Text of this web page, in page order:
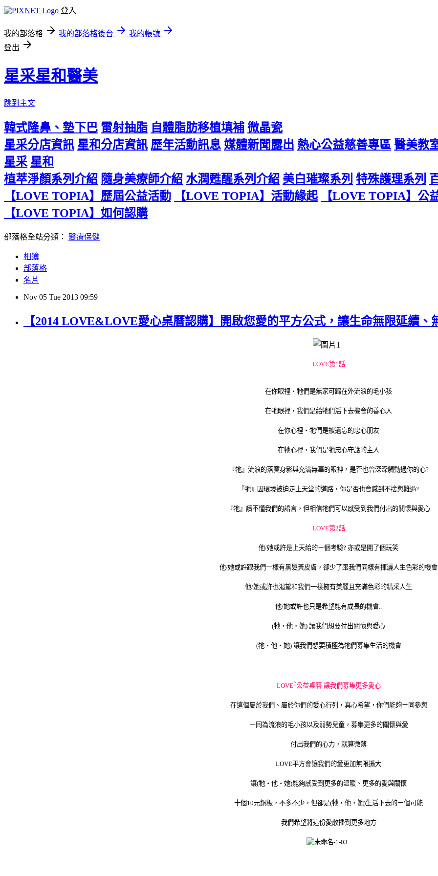
登入
我的部落格 我的部落格後台
我的帳號
登出
星采星和醫美
跳到主文
韓式隆鼻、墊下巴 雷射抽脂 自體脂肪移植填補 微晶瓷
星采分店資訊 星和分店資訊 歷年活動訊息 媒體新聞露出 熱心公益慈善專區 醫美教
星采 星和
植萃淨顏系列介紹 隨身美療師介紹 水潤甦醒系列介紹 美白璀璨系列 特殊護理系列
【LOVE TOPIA】歷屆公益活動
【LOVE TOPIA】活動緣起
【LOVE TOPIA】公
【LOVE TOPIA】如何認購
部落格全站分類： 醫療保健
相簿
部落格
名片
Nov 05 Tue 2013 09:59
【2014 LOVE&LOVE愛心桌曆認購】開啟您愛的平方公式，讓生命無限延續、
LOVE第1話
在你眼裡‧牠們是無家可歸在外流浪的毛小孩
在牠眼裡‧我們是給牠們活下去機會的善心人
在你心裡‧牠們是被遺忘的忠心朋友
在牠心裡‧我們是牠忠心守護的主人
『牠』流浪的落寞身影與充滿無辜的眼神，是否也曾深深觸動過你的心?
『牠』因環境被迫走上天堂的道路，你是否也會感到不捨與難過?
『牠』讀不懂我們的語言，但相信牠們可以感受到我們付出的關懷與愛心
LOVE第2話
他/她或許是上天給的ㄧ個考驗? 亦或是開了個玩笑
他/她或許跟我們一樣有黑髮黃皮膚，卻少了跟我們同樣有揮灑人生色彩的機會
他/她或許也渴望和我們一樣擁有美麗且充滿色彩的精采人生
他/她或許也只是希望能有成長的機會
(牠‧他‧她) 讓我們想要付出關懷與愛心
(牠‧他‧她) 讓我們想要積極為牠們募集生活的機會
LOVE2公益桌曆-讓我們募集更多愛心
在這個屬於我們、屬於你們的愛心行列，真心希望，你們能夠ㄧ同參與
ㄧ同為流浪的毛小孩以及弱勢兒童，募集更多的關懷與愛
付出我們的心力，就算微薄
LOVE平方會讓我們的愛更加無限擴大
讓(牠‧他‧她)能夠感受到更多的溫暖、更多的愛與關懷
十個 10元銅板，不多不少，但卻是(牠‧他‧她)生活下去的ㄧ個可能
我們希望將這份愛散播到更多地方